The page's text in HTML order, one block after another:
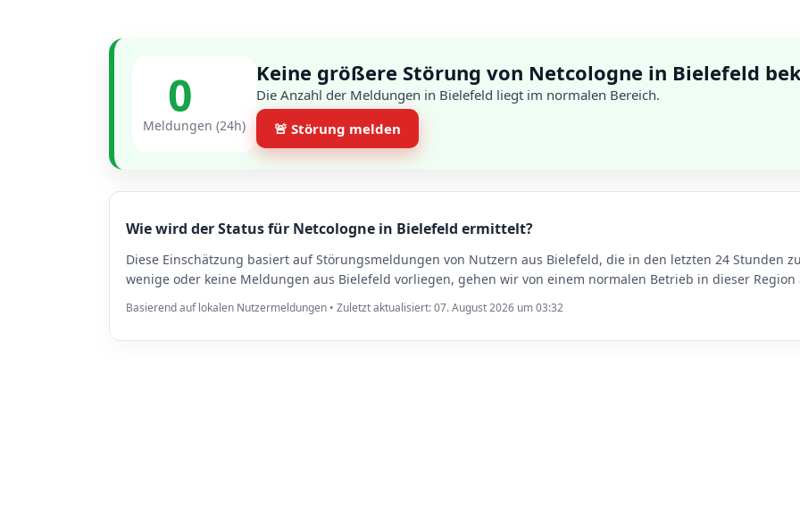
0
Meldungen (24h)
Keine größere Störung von Netcologne in Bielefeld
Die Anzahl der Meldungen in Bielefeld liegt im normalen Bereich.
🚨 Störung melden
Wie wird der Status für Netcologne in Bielefeld ermittelt?
Diese Einschätzung basiert auf Störungsmeldungen von Nutzern aus Bielefeld, die in den letzten 24 Stunden
wenige oder keine Meldungen aus Bielefeld vorliegen, gehen wir von einem normalen Betrieb in dieser Region
Basierend auf lokalen Nutzermeldungen • Zuletzt aktualisiert: 07. August 2026 um 03:32